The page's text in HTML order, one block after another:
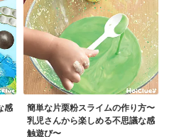
感
簡単な片栗粉スライムの作り方〜
乳児さんから楽しめる不思議な感
触遊び〜